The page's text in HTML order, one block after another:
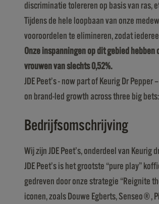
discriminatie tolereren op basis van ras,
Tijdens de hele loopbaan van onze
vooroordelen te elimineren, zodat
Onze inspanningen op dit gebied
vrouwen van slechts 0,52%.
JDE Peet’s - now part of Keurig Dr
on brand-led growth across three big
Bedrijfsomschrijving
Wij zijn JDE Peet’s, onderdeel van
JDE Peet’s is het grootste “pure play”
gedreven door onze strategie “Reignite
iconen, zoals Douwe Egberts, Senseo®,